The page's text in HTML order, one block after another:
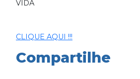
VIDA
CLIQUE AQUI !!!
Compartilhe